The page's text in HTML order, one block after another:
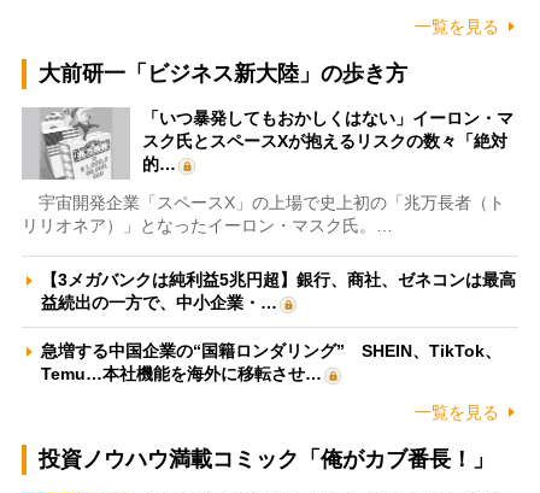
一覧を見る
大前研一「ビジネス新大陸」の歩き方
「いつ暴発してもおかしくはない」イーロン・マ
スク氏とスペースXが抱えるリスクの数々「絶対
的…
宇宙開発企業「スペースX」の上場で史上初の「兆万長者（ト
リリオネア）」となったイーロン・マスク氏。…
【3メガバンクは純利益5兆円超】銀行、商社、ゼネコンは最高
益続出の一方で、中小企業・…
急増する中国企業の“国籍ロンダリング” SHEIN、TikTok、
Temu…本社機能を海外に移転させ…
一覧を見る
投資ノウハウ満載コミック「俺がカブ番長！」